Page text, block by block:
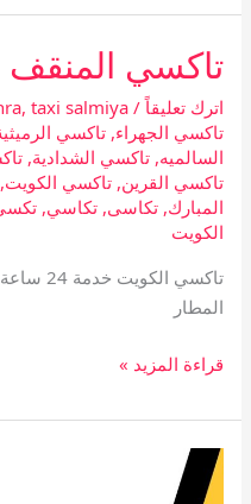
تاكسي المنقف
اترك تعليقاً /
, taxi salmiya
تاكسي الجهراء,تاكسي
السالميه,تاكسي الشدادية,
تاكسي القرين,تاكسي الكويت
المبارك,تكاسى,تكاسي,
الكويت
تاكسي
المطار
تاكسي
المنقف
قراءة المزيد »
تاكسي
الرميثية